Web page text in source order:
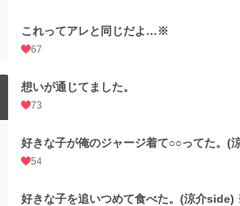
これってアレと同じだよ…※
67
想いが通じてました。
73
好きな子が俺のジャージ着て○○ってた。(
54
好きな子を追いつめて食べた。(涼介